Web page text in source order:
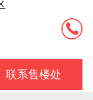
联系售楼处